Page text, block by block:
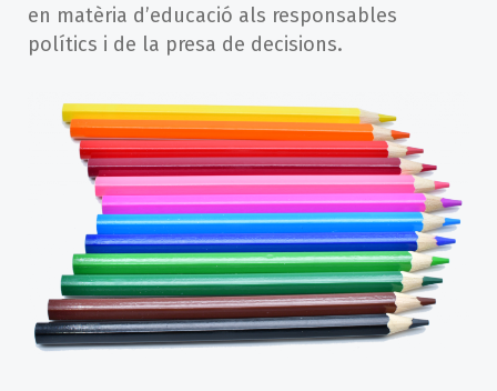
en matèria d’educació als responsables
polítics i de la presa de decisions.